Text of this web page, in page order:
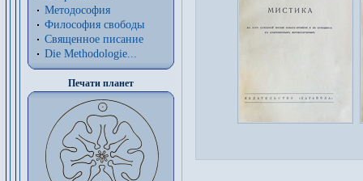
Методософия
Философия cвободы
Священное писание
Die Methodologie...
Печати планет